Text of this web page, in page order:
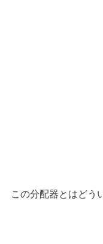
この分配器とはどう